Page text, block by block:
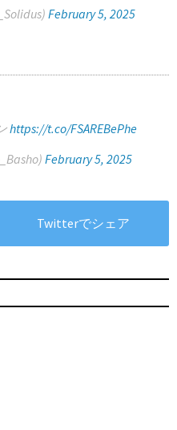
February 5, 2025
https://t.co/FSAREBePhe
February 5, 2025
Twitterでシェア